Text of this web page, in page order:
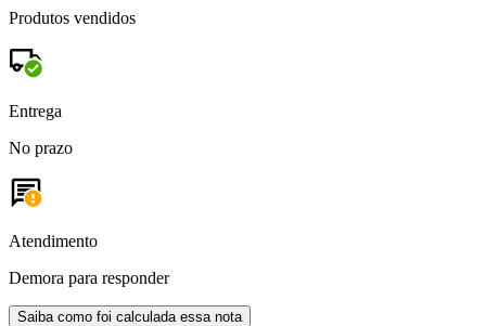
Produtos vendidos
Entrega
No prazo
Atendimento
Demora para responder
Saiba como foi calculada essa nota